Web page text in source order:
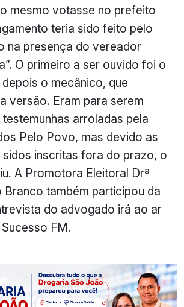
mesmo votasse no prefeito
teria sido feito pelo
na presença do vereador
O primeiro a ser ouvido foi o
o mecânico, que
versão. Eram para serem
arroladas pela
Pelo Povo, mas devido as
sidos inscritas fora do prazo, o
A Promotora Eleitoral Drª
Branco também participou da
do advogado irá ao ar
FM.